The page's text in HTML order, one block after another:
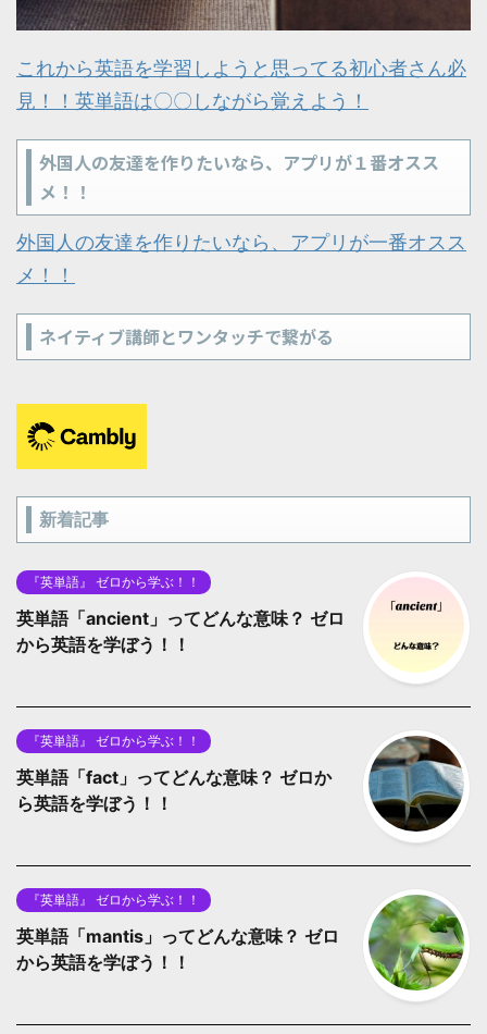
これから英語を学習しようと思ってる初心者さん必
見！！英単語は〇〇しながら覚えよう！
外国人の友達を作りたいなら、アプリが１番オスス
メ！！
外国人の友達を作りたいなら、アプリが一番オスス
メ！！
ネイティブ講師とワンタッチで繋がる
新着記事
『英単語』 ゼロから学ぶ！！
英単語「ancient」ってどんな意味？ ゼロ
から英語を学ぼう！！
『英単語』 ゼロから学ぶ！！
英単語「fact」ってどんな意味？ ゼロか
ら英語を学ぼう！！
『英単語』 ゼロから学ぶ！！
英単語「mantis」ってどんな意味？ ゼロ
から英語を学ぼう！！